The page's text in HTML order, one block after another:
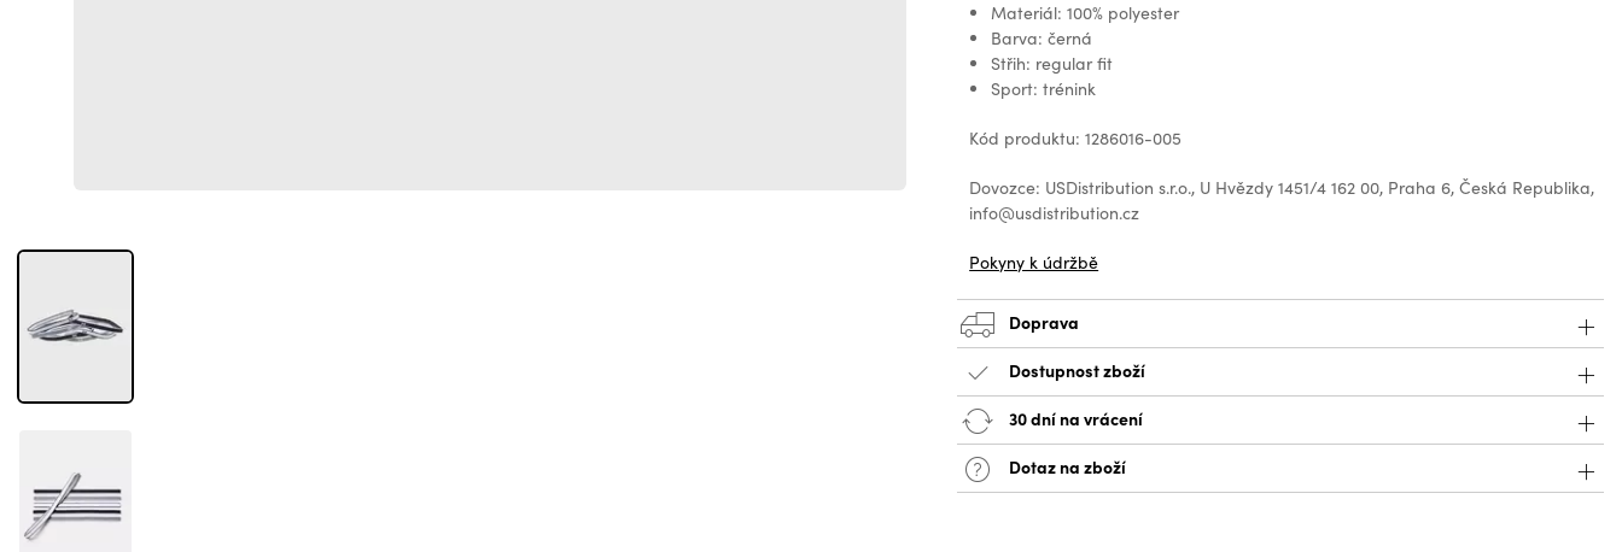
Materiál: 100% polyester
Barva: černá
Střih: regular fit
Sport: trénink
Kód produktu: 1286016-005
Dovozce: USDistribution s.r.o., U Hvězdy 1451/4 162 00, Praha 6, Česká Republika,
info@usdistribution.cz
Pokyny k údržbě
Doprava
Dostupnost zboží
30 dní na vrácení
Dotaz na zboží